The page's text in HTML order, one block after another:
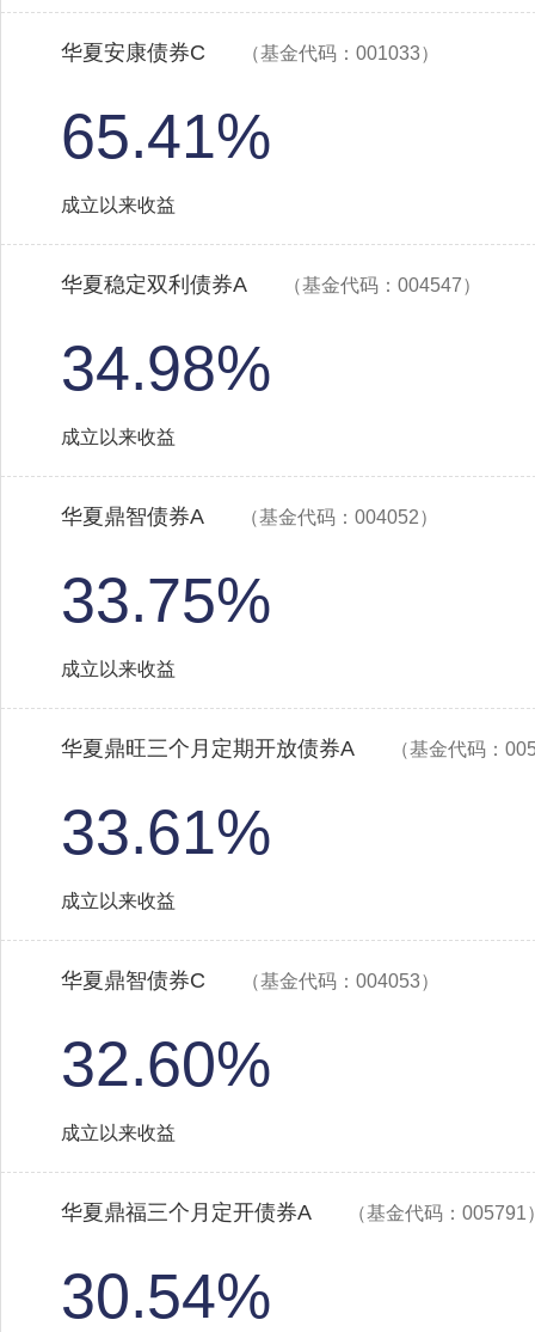
华夏安康债券C （基金代码：001033）
65.41%
成立以来收益
华夏稳定双利债券A （基金代码：004547）
34.98%
成立以来收益
华夏鼎智债券A （基金代码：004052）
33.75%
成立以来收益
华夏鼎旺三个月定期开放债券A （基金代码：
33.61%
成立以来收益
华夏鼎智债券C （基金代码：004053）
32.60%
成立以来收益
华夏鼎福三个月定开债券A （基金代码：005791
30.54%